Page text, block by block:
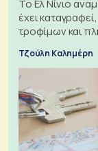
Το Ελ Νίνιο
έχει
τροφίμων και
Τζούλη Καλημέρη